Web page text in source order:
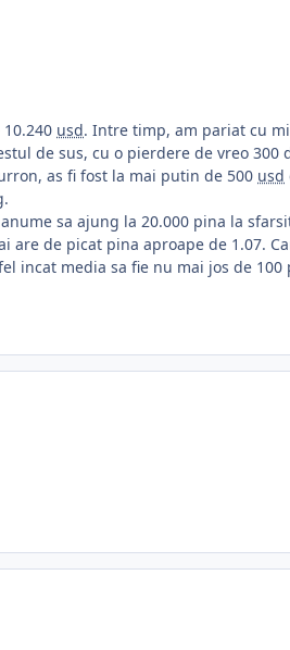
usd. Intre timp, am pariat cu
de sus, cu o pierdere de vreo 300
as fi fost la mai putin de 500 usd
sa ajung la 20.000 pina la
de picat pina aproape de 1.07.
incat media sa fie nu mai jos de 100